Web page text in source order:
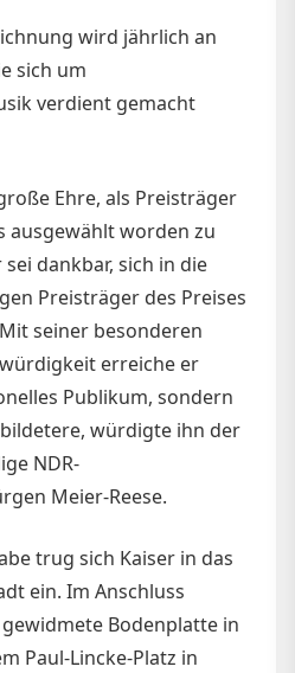
wird jährlich an
sich um
verdient gemacht
Ehre, als Preisträger
ausgewählt worden zu
sei dankbar, sich in die
Preisträger des Preises
seiner besonderen
erreiche er
Publikum, sondern
würdigte ihn der
NDR-
Meier-Reese.
trug sich Kaiser in das
ein. Im Anschluss
Bodenplatte in
Paul-Lincke-Platz in